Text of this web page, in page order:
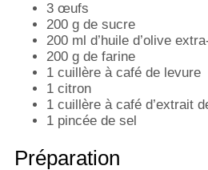
3 œufs
200 g de sucre
200 ml d’huile d’olive
200 g de farine
1 cuillère à café de levure
1 citron
1 cuillère à café d’extrait
1 pincée de sel
Préparation